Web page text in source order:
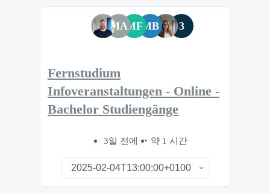
MAMFMB 3
Fernstudium
Infoveranstaltungen - Online -
Bachelor Studiengänge
3일 전에 약 1 시간